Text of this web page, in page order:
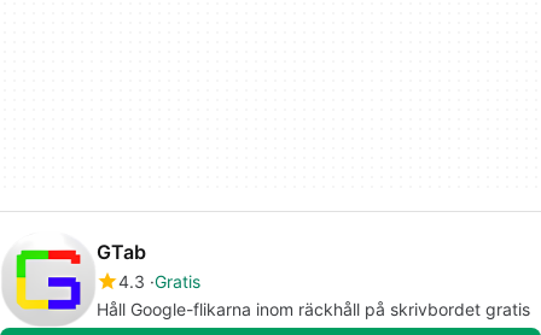
GTab
4.3 Gratis
Håll Google-flikarna inom räckhåll på skrivbordet gratis